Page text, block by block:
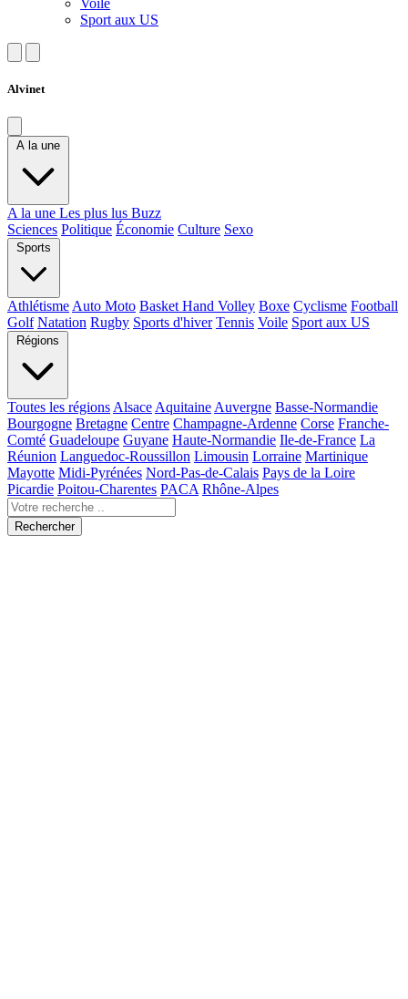
Voile
Sport aux US
Alvinet
A la une
A la une Les plus lus Buzz
Sciences Politique Économie Culture Sexo
Sports
Athlétisme Auto Moto Basket Hand Volley Boxe Cyclisme Football
Golf Natation Rugby Sports d'hiver Tennis Voile Sport aux US
Régions
Toutes les régions Alsace Aquitaine Auvergne Basse-Normandie
Bourgogne Bretagne Centre Champagne-Ardenne Corse Franche-
Comté Guadeloupe Guyane Haute-Normandie Ile-de-France La
Réunion Languedoc-Roussillon Limousin Lorraine Martinique
Mayotte Midi-Pyrénées Nord-Pas-de-Calais Pays de la Loire
Picardie Poitou-Charentes PACA Rhône-Alpes
Rechercher